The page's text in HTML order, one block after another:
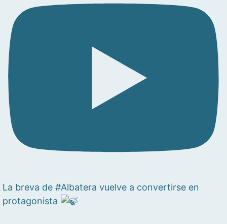
La breva de #Albatera vuelve a convertirse en
protagonista